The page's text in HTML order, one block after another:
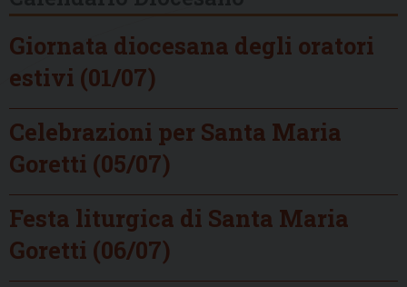
Giornata diocesana degli oratori
estivi (01/07)
Celebrazioni per Santa Maria
Goretti (05/07)
Festa liturgica di Santa Maria
Goretti (06/07)